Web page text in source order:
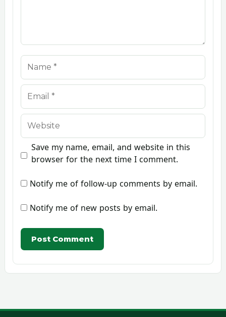
Name
Email
Website
Save my name, email, and website in this
browser for the next time I comment.
Notify me of follow-up comments by email.
Notify me of new posts by email.